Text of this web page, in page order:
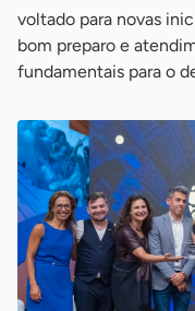
voltado para novas
bom preparo e
fundamentais para o